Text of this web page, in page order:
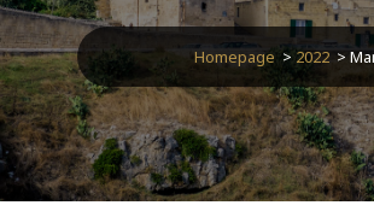
Homepage > 2022>